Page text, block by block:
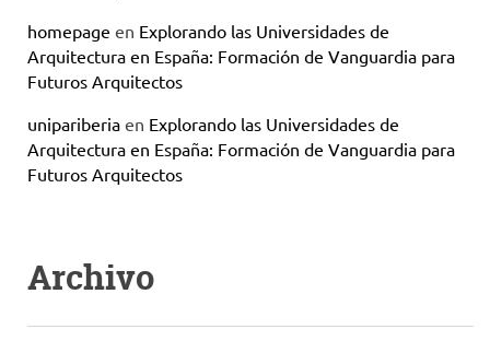
homepage en Explorando las Universidades de
Arquitectura en España: Formación de Vanguardia para
Futuros Arquitectos
unipariberia en Explorando las Universidades de
Arquitectura en España: Formación de Vanguardia para
Futuros Arquitectos
Archivo